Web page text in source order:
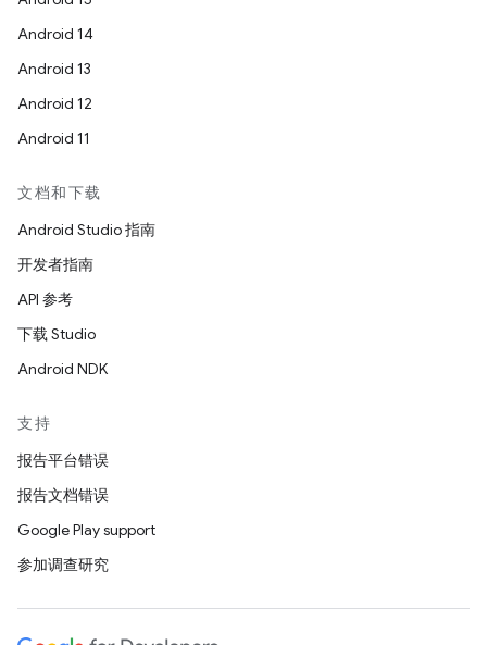
Android 14
Android 13
Android 12
Android 11
文档和下载
Android Studio 指南
开发者指南
API 参考
下载 Studio
Android NDK
支持
报告平台错误
报告文档错误
Google Play support
参加调查研究